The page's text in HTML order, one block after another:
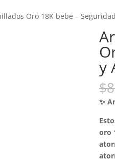
Oro 18K bebe –
y
$
✨
oro